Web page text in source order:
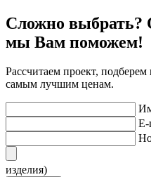
Сложно выбрать?
мы Вам поможем!
Рассчитаем проект,
самым лучшим ценам.
E-
изделия)